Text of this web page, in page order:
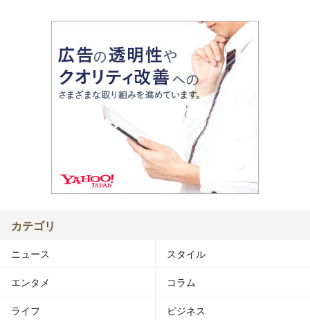
カテゴリ
ニュース スタイル
エンタメ コラム
ライフ ビジネス